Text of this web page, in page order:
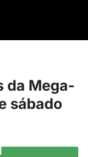
da Mega-
sábado